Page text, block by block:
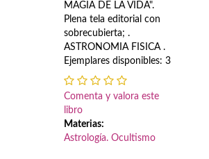
MAGIA DE LA VIDA".
Plena tela editorial con
sobrecubierta; .
ASTRONOMIA FISICA .
Ejemplares disponibles: 3
Comenta y valora este
libro
Materias:
Astrología. Ocultismo